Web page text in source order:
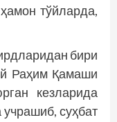
тўйларда,
бири
Раҳим Қамаши
кезларида
суҳбат